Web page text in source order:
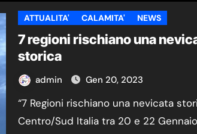
ATTUALITA' CALAMITA' NEWS
7 regioni rischiano una
storica
admin Gen 20, 2023
“7 Regioni rischiano una nevicata storica al
Centro/Sud Italia tra 20 e 22